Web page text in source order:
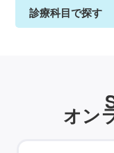
診療科目で探す
オン